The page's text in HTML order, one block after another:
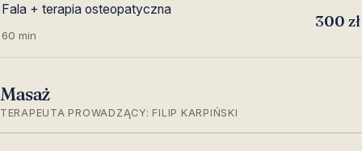
Fala + terapia osteopatyczna
60 min
300 zł
Masaż
TERAPEUTA PROWADZĄCY: FILIP KARPIŃSKI